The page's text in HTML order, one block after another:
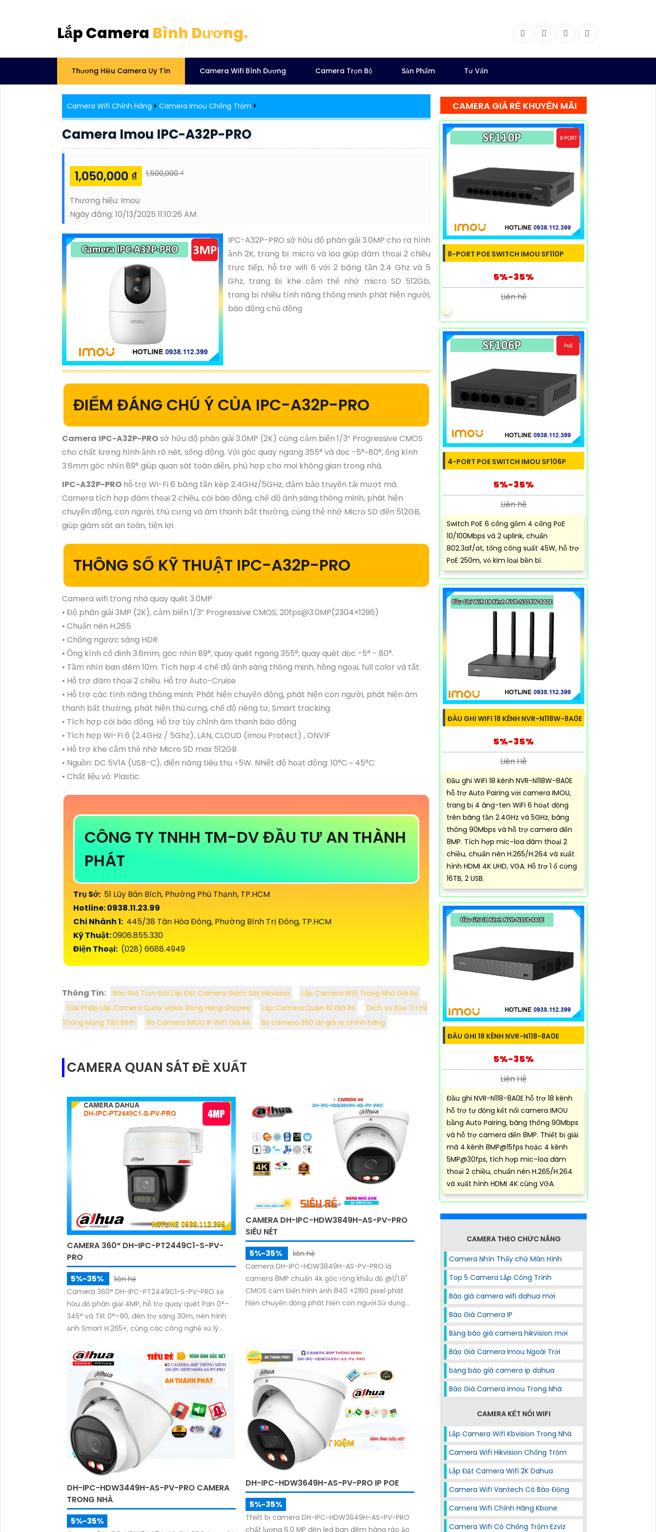
Lắp Camera Bình Dương. FacebookTwitter InstagramDribbble
Thương Hiệu Camera Uy Tín Camera Wifi Bình Dương Camera Trọn Bộ Sản Phẩm Tư Vấn
Camera Wifi Chính Hãng Camera Imou Chống Trộm
Camera Imou IPC-A32P-PRO
1,050,000 ₫ 1,500,000 ₫
Thương hiệu: Imou
Ngày đăng: 10/13/2025 11:10:26 AM
IPC-A32P-PRO sở hữu độ phân giải 3.0MP cho ra hình
ảnh 2K, trang bị micro và loa giúp đàm thoại 2 chiều
trực tiếp, hỗ trợ wifi 6 với 2 băng tần 2.4 Ghz và 5
Ghz, trang bị khe cắm thẻ nhớ micro SD 512Gb,
trang bị nhiều tính năng thông minh phát hiện người,
báo động chủ động
ĐIỂM ĐÁNG CHÚ Ý CỦA IPC-A32P-PRO
Camera IPC-A32P-PROsở hữu độ phân giải 3.0MP (2K) cùng cảm biến 1/3” Progressive CMOS
cho chất lượng hình ảnh rõ nét, sống động. Với góc quay ngang 355° và dọc -5°~80°, ống kính
3.6mm góc nhìn 89° giúp quan sát toàn diện, phù hợp cho mọi không gian trong nhà.
IPC-A32P-PRO hỗ trợ Wi-Fi 6 băng tần kép 2.4GHz/5GHz, đảm bảo truyền tải mượt mà.
Camera tích hợp đàm thoại 2 chiều, còi báo động, chế độ ánh sáng thông minh, phát hiện
chuyển động, con người, thú cưng và âm thanh bất thường, cùng thẻ nhớ Micro SD đến 512GB,
giúp giám sát an toàn, tiện lợi.
THÔNG SỐ KỸ THUẬT IPC-A32P-PRO
Camera wifi trong nhà quay quét 3.0MP
• Độ phân giải 3MP (2K), cảm biến 1/3” Progressive CMOS, 20fps@3.0MP(2304×1296)
• Chuẩn nén H.265
• Chống ngược sáng HDR
• Ống kính cố đinh 3.6mm, góc nhìn 89°, quay quét ngang 355°, quay quét dọc -5° - 80°.
• Tầm nhìn ban đêm 10m. Tích hợp 4 chế độ ánh sáng thông minh, hồng ngoại, full color và tắt.
• Hỗ trợ đàm thoại 2 chiều. Hỗ trợ Auto-Cruise
• Hỗ trợ các tính năng thông minh: Phát hiện chuyển động, phát hiện con người, phát hiện âm
thanh bất thường, phát hiện thú cưng, chế độ riêng tư, Smart tracking.
• Tích hợp còi báo động. Hỗ trợ tùy chỉnh âm thanh báo động
• Tích hợp Wi-Fi 6 (2.4GHz / 5Ghz), LAN, CLOUD (Imou Protect) , ONVIF
• Hỗ trợ khe cắm thẻ nhớ Micro SD max 512GB
• Nguồn: DC 5V1A (USB-C), điện năng tiêu thụ <5W. Nhiệt độ hoạt động: 10°C ~ 45°C
• Chất liệu vỏ: Plastic.
CÔNG TY TNHH TM-DV ĐẦU TƯ AN THÀNH
PHÁT
Trụ Sở: 51 Lũy Bán Bích, Phường Phú Thạnh, TP.HCM
Hotline: 0938.11.23.99
Chi Nhánh 1: 445/38 Tân Hòa Đông, Phường Bình Trị Đông, TP.HCM
Kỹ Thuật:0906.855.330
Điện Thoại: (028) 6688.4949
Thông Tin: Báo Giá Trọn Gói Lắp Đặt Camera Giám Sát Hikvision
Lắp Camera Wifi Trong Nhà Giá Rẻ
Giải Pháp Lắp Camera Quay Video Đóng Hàng Shopee
Lắp Camera Quận 10 Giá Rẻ
Dịch Vụ Bảo Trì Hệ
Thống Mạng Tần Bình
Bộ Camera IMOU IP WiFi Giá Rẻ Bộ camera 360 độ giá rẻ chính hãng
CAMERA QUAN SÁT ĐỀ XUẤT
CAMERA 360° DH-IPC-PT2449C1-S-PV-
PRO
5%-35%
liên hệ
Camera 360° DH-IPC-PT2449C1-S-PV-PRO sở
hữu độ phân giải 4MP, hỗ trợ quay quét Pan 0°–
345° và Tilt 0°–90, đèn trợ sáng 30m, nén hình
ảnh Smart H.265+, cùng các công nghệ xử lý
nhớ đến 512GB, chuẩn IP66, tích hợp đàm thoại
hai chiều và tính năng AI SMD 3.0, Auto-Tracking
CAMERA DH-IPC-HDW3849H-AS-PV-PRO
SIÊU NÉT
5%-35%
liên hệ
Camera DH-IPC-HDW3849H-AS-PV-PRO là
camera 8MP chuẩn 4k góc rộng khẩu độ @1/1.8"
CMOS cảm biến hình ảnh 840 ×2160 pixel phát
hiện chuyển động phát hiện con người.Sử dụng
DH-IPC-HDW3449H-AS-PV-PRO CAMERA
TRONG NHÀ
5%-35%
DH-IPC-HDW3649H-AS-PV-PRO IP POE
5%-35%
Thiết bị camera DH-IPC-HDW3649H-AS-PV-PRO
chất lượng 6.0 MP đèn led ban đêm hàng rào ảo
CAMERA GIÁ RẺ KHUYẾN MÃI
8-PORT POE SWITCH IMOU SF110P
5%-35%
Liên hệ
4-PORT POE SWITCH IMOU SF106P
5%-35%
Liên hệ
Switch PoE 6 cổng gồm 4 cổng PoE
10/100Mbps và 2 uplink, chuẩn
802.3af/at, tổng công suất 45W, hỗ trợ
PoE 250m, vỏ kim loại bền bỉ.
ĐẦU GHI WIFI 18 KÊNH NVR-N118W-8A0E
5%-35%
Liên Hệ
Đầu ghi WiFi 18 kênh NVR-N118W-8A0E
hỗ trợ Auto Pairing với camera IMOU,
trang bị 4 ăng-ten WiFi 6 hoạt động
trên băng tần 2.4GHz và 5GHz, băng
thông 90Mbps và hỗ trợ camera đến
8MP. Tích hợp mic–loa đàm thoại 2
chiều, chuẩn nén H.265/H.264 và xuất
hình HDMI 4K UHD, VGA. Hỗ trợ 1 ổ cứng
16TB, 2 USB.
ĐẦU GHI 18 KÊNH NVR-N118-8A0E
5%-35%
Liên Hệ
Đầu ghi NVR-N118-8A0E hỗ trợ 18 kênh
hỗ trợ tự động kết nối camera IMOU
bằng Auto Pairing, băng thông 90Mbps
và hỗ trợ camera đến 8MP. Thiết bị giải
mã 4 kênh 8MP@15fps hoặc 4 kênh
5MP@30fps, tích hợp mic–loa đàm
thoại 2 chiều, chuẩn nén H.265/H.264
và xuất hình HDMI 4K cùng VGA.
CAMERA THEO CHỨC NĂNG
Camera Nhìn Thấy chữ Màn Hình
Top 5 Camera Lắp Công Trình
Báo giá camera wifi dahua mới
Báo Giá Camera IP
Bảng báo giá camera hikvision mới
Báo Giá Camera Imou Ngoài Trời
bảng báo giá camera ip dahua
Báo Giá Camera imou Trong Nhà
CAMERA KẾT NỐI WIFI
Lắp Camera Wifi Kbvision Trong Nhà
Camera Wifi Hikvision Chống Trộm
Lắp Đặt Camera Wifi 2K Dahua
Camera Wifi Vantech Có Báo Động
Camera Wifi Chính Hãng Kbone
Camera Wifi Có Chống Trộm Ezviz